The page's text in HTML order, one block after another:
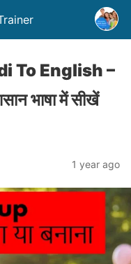
To English –
भाषा में सीखें
1 year ago